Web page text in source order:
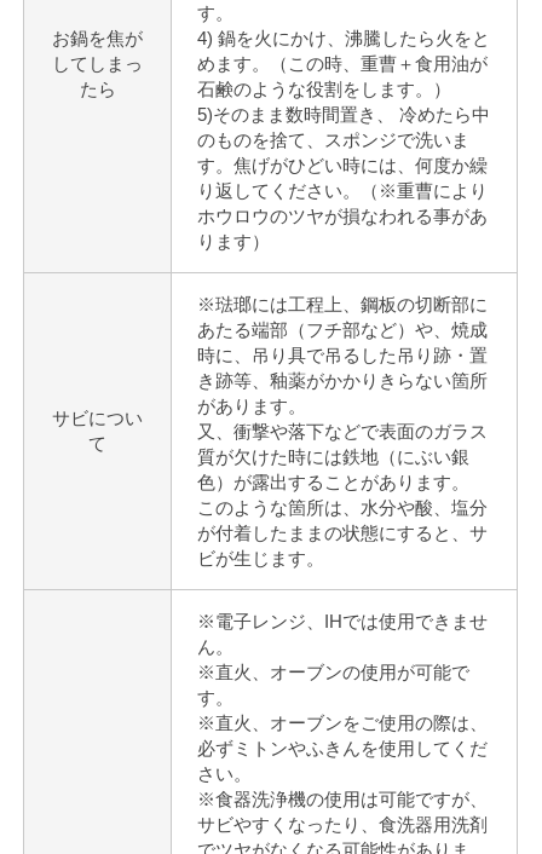
お鍋を焦が
してしまっ
たら
す。
4) 鍋を火にかけ、沸騰したら火をと
めます。（この時、重曹＋食用油が
石鹸のような役割をします。）
5)そのまま数時間置き、 冷めたら中
のものを捨て、スポンジで洗いま
す。焦げがひどい時には、何度か繰
り返してください。（※重曹により
ホウロウのツヤが損なわれる事があ
ります）
サビについ
て
※琺瑯には工程上、鋼板の切断部に
あたる端部（フチ部など）や、焼成
時に、吊り具で吊るした吊り跡・置
き跡等、釉薬がかかりきらない箇所
があります。
又、衝撃や落下などで表面のガラス
質が欠けた時には鉄地（にぶい銀
色）が露出することがあります。
このような箇所は、水分や酸、塩分
が付着したままの状態にすると、サ
ビが生じます。
※電子レンジ、IHでは使用できませ
ん。
※直火、オーブンの使用が可能で
す。
※直火、オーブンをご使用の際は、
必ずミトンやふきんを使用してくだ
さい。
※食器洗浄機の使用は可能ですが、
サビやすくなったり、食洗器用洗剤
でツヤがなくなる可能性がありま